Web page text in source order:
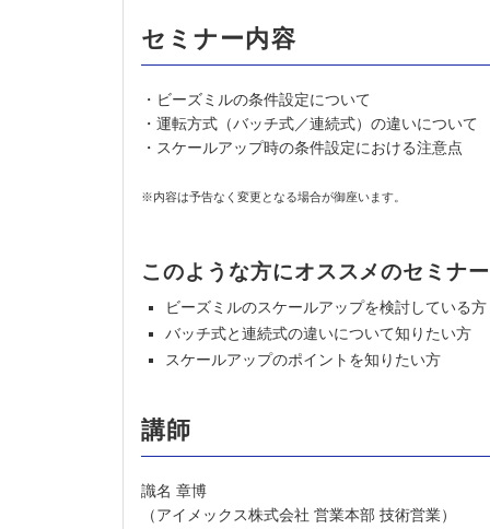
セミナー内容
・ビーズミルの条件設定について
・運転方式（バッチ式／連続式）の違いについて
・スケールアップ時の条件設定における注意点
※内容は予告なく変更となる場合が御座います。
このような方にオススメのセミナ
ビーズミルのスケールアップを検討している方
バッチ式と連続式の違いについて知りたい方
スケールアップのポイントを知りたい方
講師
識名 章博
（アイメックス株式会社 営業本部 技術営業）